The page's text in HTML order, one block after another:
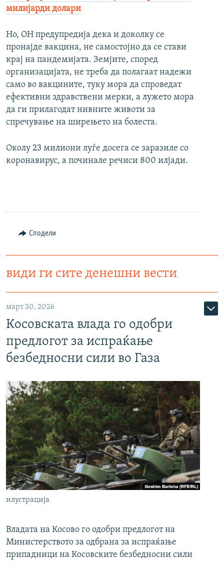
милијарди долари
Но, ОН предупредија дека и доколку се
пронајде вакцина, не самостојно да се стави
крај на пандемијата. Земјите, според
организацијата, не треба да полагаат надежи
само во вакцините, туку мора да спроведат
ефективни здравствени мерки, а лужето мора
да ги прилагодат нивните животи за
спречување на ширењето на болеста.
Околу 23 милиони луѓе досега се заразиле со
коронавирус, а починале речиси 800 илјади.
Сподели
види ги сите денешни вести
март 30, 2026
Косовската влада го одобри
предлогот за испраќање
безбедносни сили во Газа
илустрација
Владата на Косово го одобри предлогот на
Министерството за одбрана за испраќање
припадници на Косовските безбедносни сили